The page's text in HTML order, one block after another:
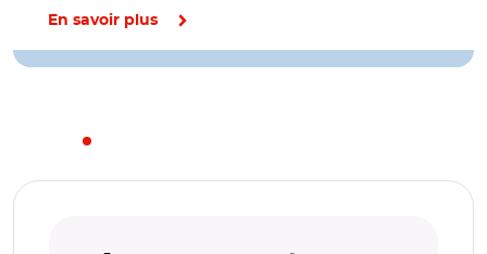
En savoir plus